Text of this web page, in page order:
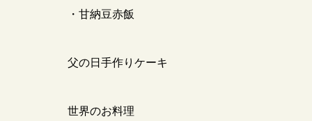
・甘納豆赤飯
父の日手作りケーキ
世界のお料理